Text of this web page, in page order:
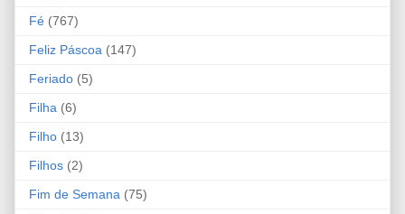
Fé (767)
Feliz Páscoa (147)
Feriado (5)
Filha (6)
Filho (13)
Filhos (2)
Fim de Semana (75)